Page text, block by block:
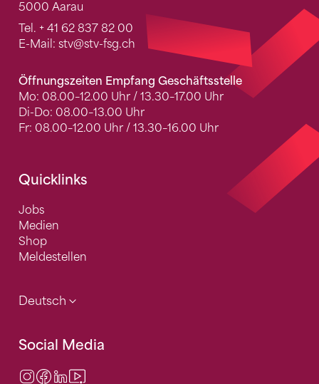
5000 Aarau
Tel. + 41 62 837 82 00
E-Mail: stv@stv-fsg.ch
Öffnungszeiten Empfang Geschäftsstelle
Mo: 08.00–12.00 Uhr / 13.30–17.00 Uhr
Di-Do: 08.00–13.00 Uhr
Fr: 08.00–12.00 Uhr / 13.30–16.00 Uhr
Quicklinks
Jobs
Medien
Shop
Meldestellen
Deutsch
Social Media
Instagram
Facebook
LinkedIn